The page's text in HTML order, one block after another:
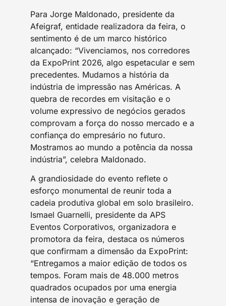
Para Jorge Maldonado, presidente da
Afeigraf, entidade realizadora da feira, o
sentimento é de um marco histórico
alcançado: “Vivenciamos, nos corredores
da ExpoPrint 2026, algo espetacular e sem
precedentes. Mudamos a história da
indústria de impressão nas Américas. A
quebra de recordes em visitação e o
volume expressivo de negócios gerados
comprovam a força do nosso mercado e a
confiança do empresário no futuro.
Mostramos ao mundo a potência da nossa
indústria”, celebra Maldonado.
A grandiosidade do evento reflete o
esforço monumental de reunir toda a
cadeia produtiva global em solo brasileiro.
Ismael Guarnelli, presidente da APS
Eventos Corporativos, organizadora e
promotora da feira, destaca os números
que confirmam a dimensão da ExpoPrint:
“Entregamos a maior edição de todos os
tempos. Foram mais de 48.000 metros
quadrados ocupados por uma energia
intensa de inovação e geração de